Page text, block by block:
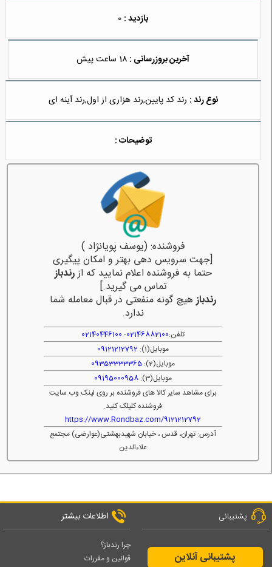
بازدید :
آخرین بروزرسانی : 18 ساعت پیش
نوع رند : رند کد پایین,رند هزاری از اول,رند آینه ای
توضیحات :
فروشنده: (یوسف پویانژاد )
[جهت سرویس دهی بهتر و امکان پیگیری
حتما به فروشنده اعلام نمایید که ازرندباز
تماس می گیرید.]
رندبازهیچ گونه منفعتی در قبال معامله شما
ندارد.
تلفن:02146882100
-
02140446100
موبایل(1):
09121212792
موبایل(2):
09353333365
موبایل(3):
09195000958
برای مشاهد سایر کالا های فروشنده بر روی لینک وب سایت
فروشنده کلیلک کنید.
https://www.Rondbaz.com/9121212792
آدرس: تهران، قدس ، خیابان شهیدبهشتی(عوارضی) مجتمع
علاءالدین
پشتیبانی
پشتیبانی آنلاین
اطلاعات بیشتر
چرا رندباز؟
قوانین و مقررات